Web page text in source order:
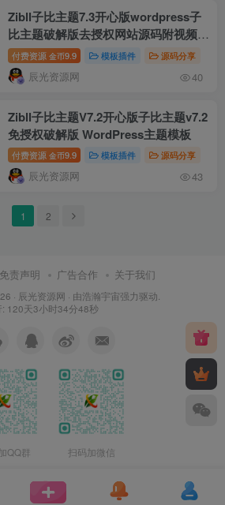
Zibll子比主题7.3开心版wordpress子
比主题破解版去授权网站源码附视频搭
建教程
付费资源 金币9.9 模板插件 源码分享
辰光资源网 40
Zibll子比主题V7.2开心版子比主题v7.2
免授权破解版 WordPress主题模板
付费资源 金币9.9 模板插件 源码分享
辰光资源网 43
1 2
免责声明 广告合作 关于我们
· 辰光资源网 · 由浩瀚宇宙强力驱动.
120天3小时34分49秒
QQ群 扫码加微信